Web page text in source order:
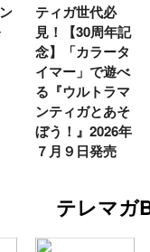
ティガ世代必
見！【30周年記
念】「カラータ
イマー」で遊べ
る『ウルトラマ
ンティガとあそ
ぼう！』2026年
７月９日発売
テレマガ